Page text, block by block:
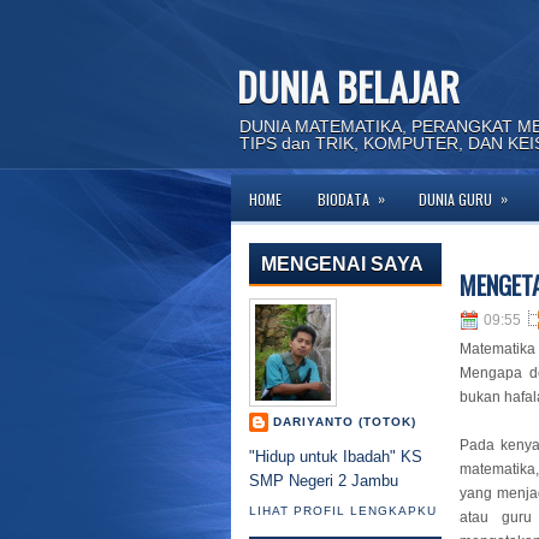
DUNIA BELAJAR
DUNIA MATEMATIKA, PERANGKAT
TIPS dan TRIK, KOMPUTER, DAN
HOME BIODATA » DUNIA GURU »
MENGENAI SAYA
DARIYANTO (TOTOK)
"Hidup untuk Ibadah" KS
SMP Negeri 2 Jambu
LIHAT PROFIL LENGKAPKU
09:55
Mengapa
bukan
Pada
yang
atau